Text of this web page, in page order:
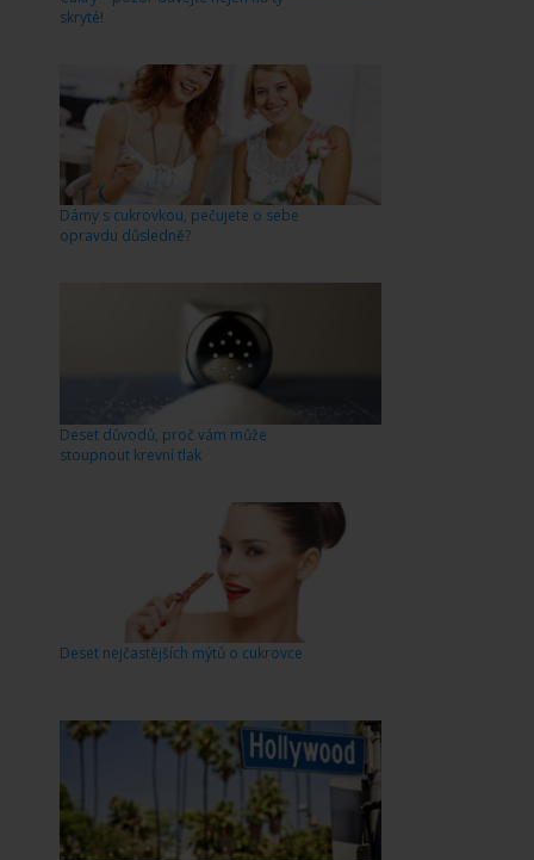
skryté!
Dámy s cukrovkou, pečujete o sebe
opravdu důsledně?
Deset důvodů, proč vám může
stoupnout krevní tlak
Deset nejčastějších mýtů o cukrovce